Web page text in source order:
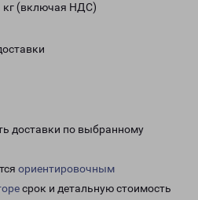
кг (включая НДС)
доставки по выбранному
ориентировочным
срок и детальную стоимость